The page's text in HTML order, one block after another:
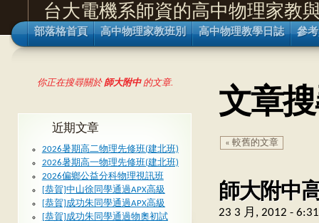
台大電機系師資的高中物理家教
部落格首頁 高中物理家教班別 高中物理教學日誌 參
文章
« 較舊的文章
師大附中
23 3 月, 2012 -
你正在搜尋關於 師大附中的文章.
近期文章
2026暑期高二物理先修班(建北班)
2026暑期高一物理先修班(建北班)
2026偏鄉公益分科物理視訊班
[恭賀]中山徐同學通過APX高級
[恭賀]成功朱同學通過APX高級
[恭賀]成功朱同學通過物奧初試